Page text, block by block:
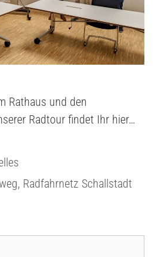
Rathaus und den
Radtour findet Ihr hier…
, Radfahrnetz Schallstadt